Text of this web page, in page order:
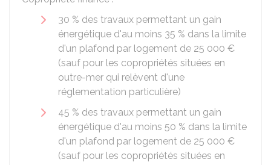
30 % des travaux permettant un gain
énergétique d'au moins 35 % dans la limite
d'un plafond par logement de 25 000 €
(sauf pour les copropriétés situées en
outre-mer qui relèvent d'une
réglementation particulière)
45 % des travaux permettant un gain
énergétique d'au moins 50 % dans la limite
d'un plafond par logement de 25 000 €
(sauf pour les copropriétés situées en